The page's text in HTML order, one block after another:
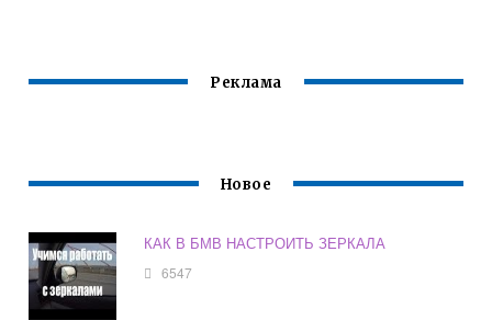
Реклама
Новое
КАК В БМВ НАСТРОИТЬ ЗЕРКАЛА
6547